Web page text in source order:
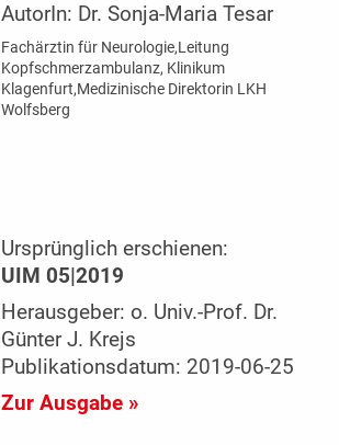
AutorIn: Dr. Sonja-Maria Tesar
Fachärztin für Neurologie,Leitung
Kopfschmerzambulanz, Klinikum
Klagenfurt,Medizinische Direktorin LKH
Wolfsberg
Ursprünglich erschienen:
UIM 05|2019
Herausgeber: o. Univ.-Prof. Dr.
Günter J. Krejs
Publikationsdatum: 2019-06-25
Zur Ausgabe »